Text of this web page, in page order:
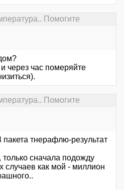
Помогите
через час померяйте
Помогите
тнерафлю-результат
сначала подожду
случаев как мой - миллион